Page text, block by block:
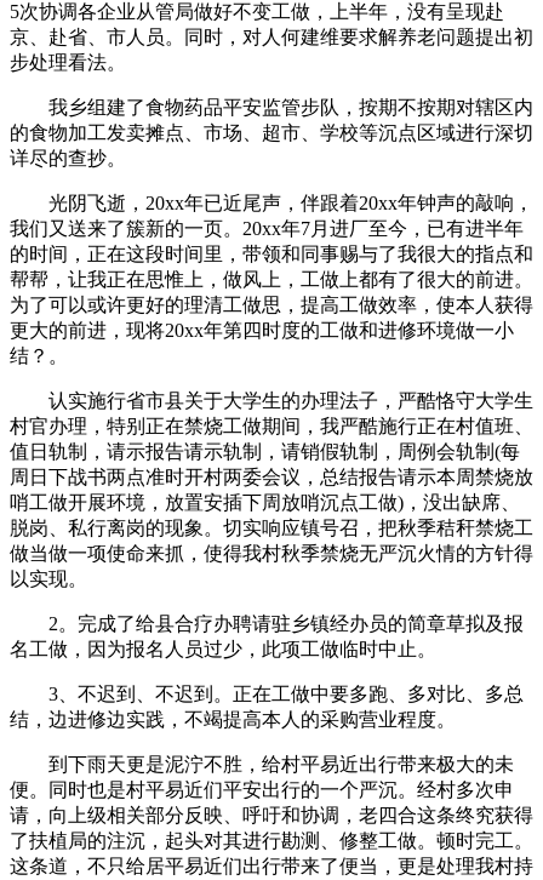
5次协调各企业从管局做好不变工做，上半年，没有呈现赴
京、赴省、市人员。同时，对人何建维要求解养老问题提出初
步处理看法。
我乡组建了食物药品平安监管步队，按期不按期对辖区内
的食物加工发卖摊点、市场、超市、学校等沉点区域进行深切
详尽的查抄。
光阴飞逝，20xx年已近尾声，伴跟着20xx年钟声的敲响，
我们又送来了簇新的一页。20xx年7月进厂至今，已有进半年
的时间，正在这段时间里，带领和同事赐与了我很大的指点和
帮帮，让我正在思惟上，做风上，工做上都有了很大的前进。
为了可以或许更好的理清工做思，提高工做效率，使本人获得
更大的前进，现将20xx年第四时度的工做和进修环境做一小
结？。
认实施行省市县关于大学生的办理法子，严酷恪守大学生
村官办理，特别正在禁烧工做期间，我严酷施行正在村值班、
值日轨制，请示报告请示轨制，请销假轨制，周例会轨制(每
周日下战书两点准时开村两委会议，总结报告请示本周禁烧放
哨工做开展环境，放置安插下周放哨沉点工做)，没出缺席、
脱岗、私行离岗的现象。切实响应镇号召，把秋季秸秆禁烧工
做当做一项使命来抓，使得我村秋季禁烧无严沉火情的方针得
以实现。
2。完成了给县合疗办聘请驻乡镇经办员的简章草拟及报
名工做，因为报名人员过少，此项工做临时中止。
3、不迟到、不迟到。正在工做中要多跑、多对比、多总
结，边进修边实践，不竭提高本人的采购营业程度。
到下雨天更是泥泞不胜，给村平易近出行带来极大的未
便。同时也是村平易近们平安出行的一个严沉。经村多次申
请，向上级相关部分反映、呼吁和协调，老四合这条终究获得
了扶植局的注沉，起头对其进行勘测、修整工做。顿时完工。
这条道，不只给居平易近们出行带来了便当，更是处理我村持